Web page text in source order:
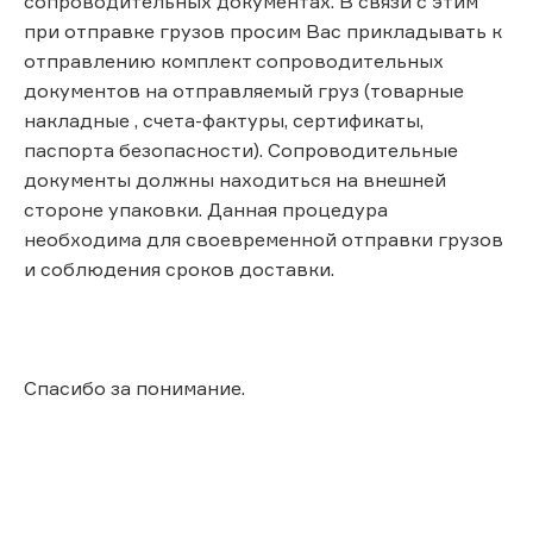
при отправке грузов просим Вас прикладывать к
отправлению комплект сопроводительных
документов на отправляемый груз (товарные
накладные , счета-фактуры, сертификаты,
паспорта безопасности). Сопроводительные
документы должны находиться на внешней
стороне упаковки. Данная процедура
необходима для своевременной отправки грузов
и соблюдения сроков доставки.
Спасибо за понимание.